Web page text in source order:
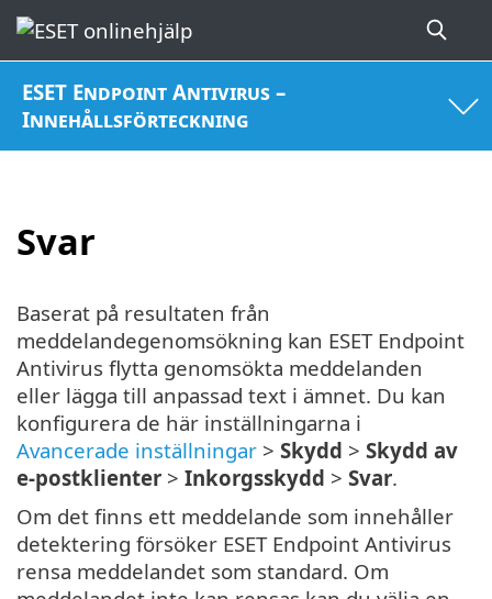
ESET Endpoint Antivirus –
Innehållsförteckning
Svar
Baserat på resultaten från
meddelandegenomsökning kan ESET Endpoint
Antivirus flytta genomsökta meddelanden
eller lägga till anpassad text i ämnet. Du kan
konfigurera de här inställningarna i
Avancerade inställningar > Skydd > Skydd av
e-postklienter > Inkorgsskydd > Svar.
Om det finns ett meddelande som innehåller
detektering försöker ESET Endpoint Antivirus
rensa meddelandet som standard. Om